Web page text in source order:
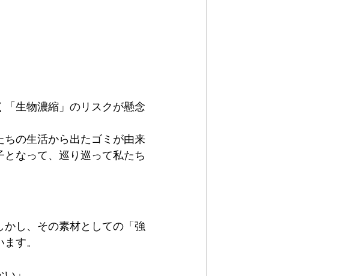
生物濃縮」のリスクが懸念
の生活から出たゴミが由来
なって、巡り巡って私たち
し、その素材としての「強
す。